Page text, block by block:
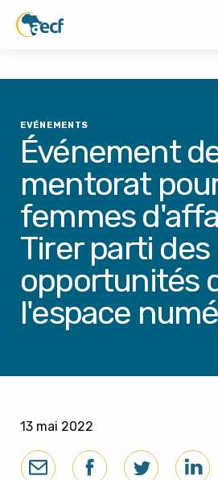
EVÉNEMENTS
Événement
mentorat
femmes
Tirer parti des
opportunités
l'espace
13 mai 2022